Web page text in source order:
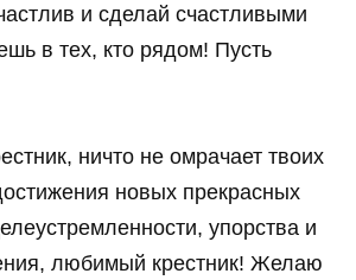
и сделай счастливыми
в тех, кто рядом! Пусть
ничто не омрачает твоих
новых прекрасных
упорства и
любимый крестник! Желаю